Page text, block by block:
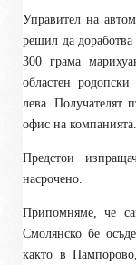
Управител на
решил да
300 грама
областен
лева. Получателят
офис на компанията.
Предстои
насрочено.
Припомняме, че
Смолянско бе
както в